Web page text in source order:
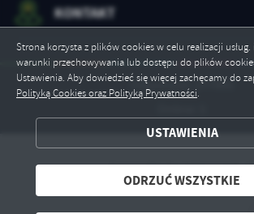
Strona korzysta z plików cookies w celu realizacji usług.
warunki przechowywania lub dostępu do plików
Ustawienia. Aby dowiedzieć się więcej zachęcamy do
Polityką Cookies oraz Polityką Prywatności.
USTAWIENIA
ODRZUĆ WSZYSTKIE
ZAPISZ WYBRANE
ODRZUĆ WSZYSTKIE
KONTAKT
Odwiedzin: 177905
Copyright by milanowek.pl